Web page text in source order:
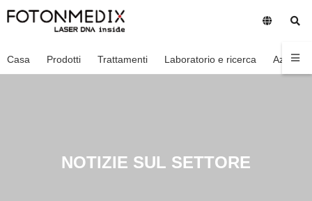
Casa Prodotti Trattamenti Laboratorio e ricerca Azienda
NOTIZIE SUL SETTORE